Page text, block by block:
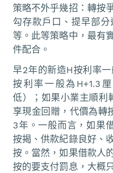
策略不外乎幾招：轉按
勾存款戶口、提早部
等。此等策略中，最有
件配合。
早2年的新造H按利率
按利率一般為H+1.3
低）；如果小業主順利
享現金回贈，代價為轉
3年。一般而言，如果
按揭、供款紀錄良好、
按。當然，如果借款人
按的要支付罰息，大概